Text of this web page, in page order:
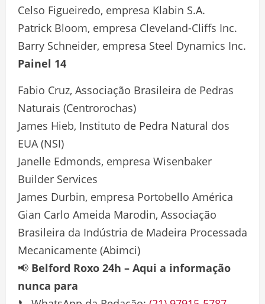
Celso Figueiredo, empresa Klabin S.A.
Patrick Bloom, empresa Cleveland-Cliffs Inc.
Barry Schneider, empresa Steel Dynamics Inc.
Painel 14
Fabio Cruz, Associação Brasileira de Pedras
Naturais (Centrorochas)
James Hieb, Instituto de Pedra Natural dos
EUA (NSI)
Janelle Edmonds, empresa Wisenbaker
Builder Services
James Durbin, empresa Portobello América
Gian Carlo Ameida Marodin, Associação
Brasileira da Indústria de Madeira Processada
Mecanicamente (Abimci)
📢 Belford Roxo 24h – Aqui a informação
nunca para